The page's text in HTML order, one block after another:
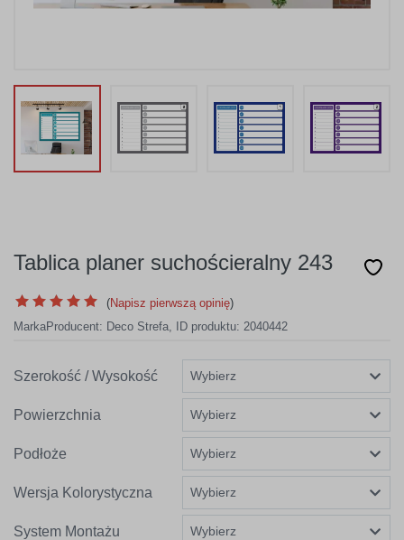
Tablica planer suchościeralny 243
(Napisz pierwszą opinię)
MarkaProducent: Deco Strefa, ID produktu: 2040442
Szerokość / Wysokość
Powierzchnia
Podłoże
Wersja Kolorystyczna
System Montażu